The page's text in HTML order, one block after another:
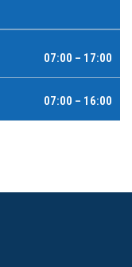
07:00 – 17:00
07:00 – 16:00